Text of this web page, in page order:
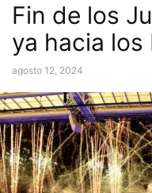
Fin de los
ya hacia los
agosto 12, 2024